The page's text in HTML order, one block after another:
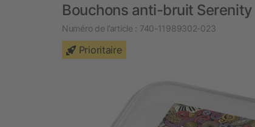
Bouchons anti-bruit Serenity
Numéro de l’article : 740-11989302-023
Prioritaire